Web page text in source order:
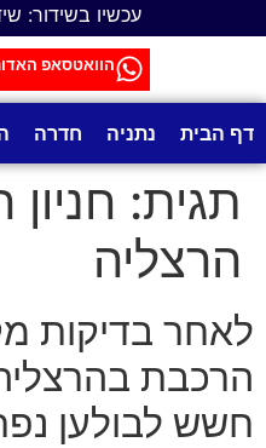
עכשיו בשידור:
הוואטסאפ
דף הבית נתניה חדרה
תגית:
הרצליה
לאחר בדיקות
הרכבת
חשש לבולען